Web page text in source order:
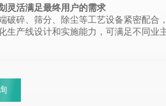
灵活满足最终用户的需求
破碎、筛分、除尘等工艺设备紧密配
生产线设计和实施能力，可满足不同